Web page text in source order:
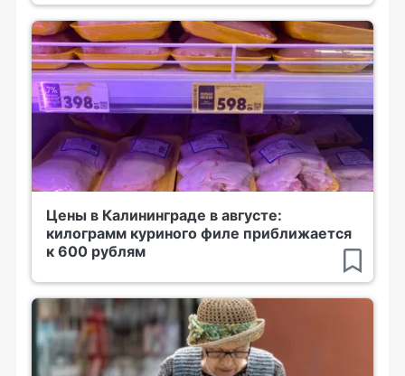
Цены в Калининграде в августе:
килограмм куриного филе приближается
к 600 рублям